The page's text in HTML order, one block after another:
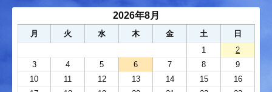
2026年8月
月 火 水 木 金 土
日
1
2
3
4 5 6 7 8
9
10
11 12 13 14 15
16